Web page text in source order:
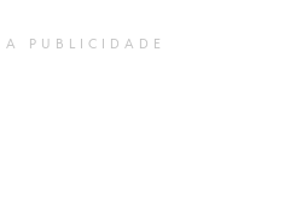
PUBLICIDADE